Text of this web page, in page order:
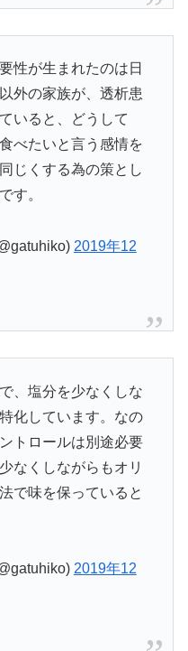
性が生まれたのは日
外の家族が、透析患
いると、どうして
べたいと言う感情を
じくする為の策とし
す。
2019年12
、塩分を少なくしな
化しています。なの
トロールは別途必要
なくしながらもオリ
で味を保っていると
2019年12